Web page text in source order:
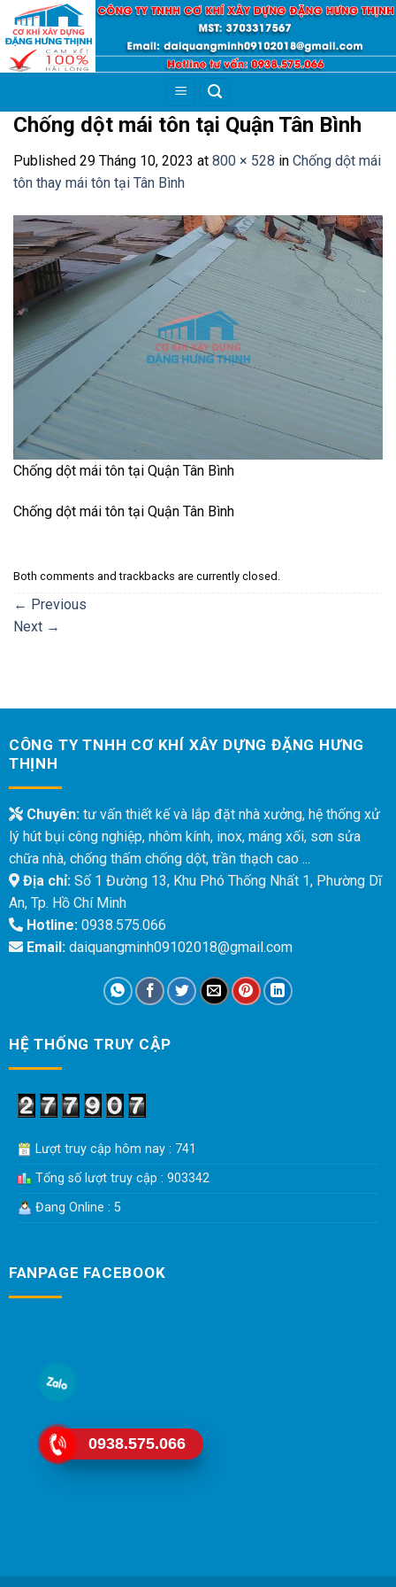
Skip
content
Chống dột mái tôn tại Quận Tân Bình
Published 29 Tháng 10, 2023 at 800 × 528 in Chống dột mái
tôn thay mái tôn tại Tân Bình
Chống dột mái tôn tại Quận Tân Bình
Chống dột mái tôn tại Quận Tân Bình
Both comments and trackbacks are currently closed.
← Previous
Next →
CÔNG TY TNHH CƠ KHÍ XÂY DỰNG ĐẶNG HƯNG
THỊNH
Chuyên:tư vấn thiết kế và lắp đặt nhà xưởng, hệ thống xử
lý hút bụi công nghiệp, nhôm kính, inox, máng xối, sơn sửa
chữa nhà, chống thấm chống dột, trần thạch cao ...
Địa chỉ:Số 1 Đường 13, Khu Phó Thống Nhất 1, Phường Dĩ
An, Tp. Hồ Chí Minh
Hotline:0938.575.066
Email:daiquangminh09102018@gmail.com
HỆ THỐNG TRUY CẬP
Lượt truy cập hôm nay : 741
Tổng số lượt truy cập : 903342
Đang Online : 5
FANPAGE FACEBOOK
0938.575.066